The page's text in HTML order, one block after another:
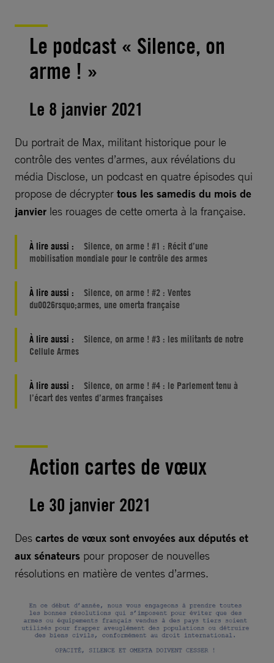
Le podcast « Silence, on
arme ! »
Le 8 janvier 2021
Du portrait de Max, militant historique pour le
contrôle des ventes d’armes, aux révélations du
média Disclose, un podcast en quatre épisodes qui
propose de décrypter tous les samedis du mois de
janvier les rouages de cette omerta à la française.
À lire aussi :
Silence, on arme ! #1 : Récit d’une
mobilisation mondiale pour le contrôle des armes
À lire aussi :
Silence, on arme ! #2 : Ventes
du0026rsquo;armes, une omerta française
À lire aussi :
Silence, on arme ! #3 : les militants de notre
Cellule Armes
À lire aussi :
Silence, on arme ! #4 : le Parlement tenu à
l’écart des ventes d’armes françaises
Action cartes de vœux
Le 30 janvier 2021
Des cartes de vœux sont envoyées aux députés et
aux sénateurs pour proposer de nouvelles
résolutions en matière de ventes d’armes.